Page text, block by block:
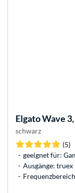
ElgatoWave
schwarz
(5)
geeignet für:
Ausgänge: